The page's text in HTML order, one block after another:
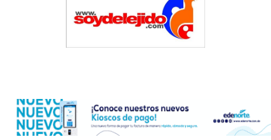
JAPY VERDEI MISS MICHELL ROSARIO
JAPY VERDEI MR. EDDY OLIVO
Dólar bajó 9 cts. y era vendido a $58.44; el euro subió a
EDENORTE impulsa el desarrollo energético del